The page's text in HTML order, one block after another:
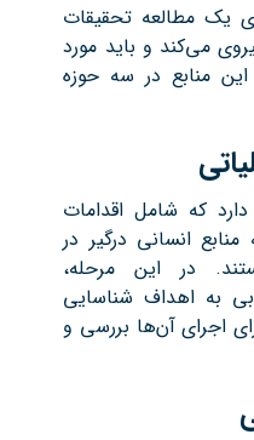
یک مطالعه تحقیقات
می‌کند و باید مورد
این منابع در سه حوزه
که شامل اقدامات
انسانی درگیر در
در این مرحله،
به اهداف شناسایی
اجرای آن‌ها بررسی و